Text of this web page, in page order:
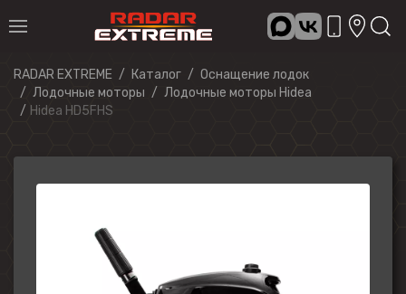
RADAR EXTREME Каталог
Оснащение лодок
Лодочные моторы
Лодочные моторы Hidea
Hidea HD5FHS